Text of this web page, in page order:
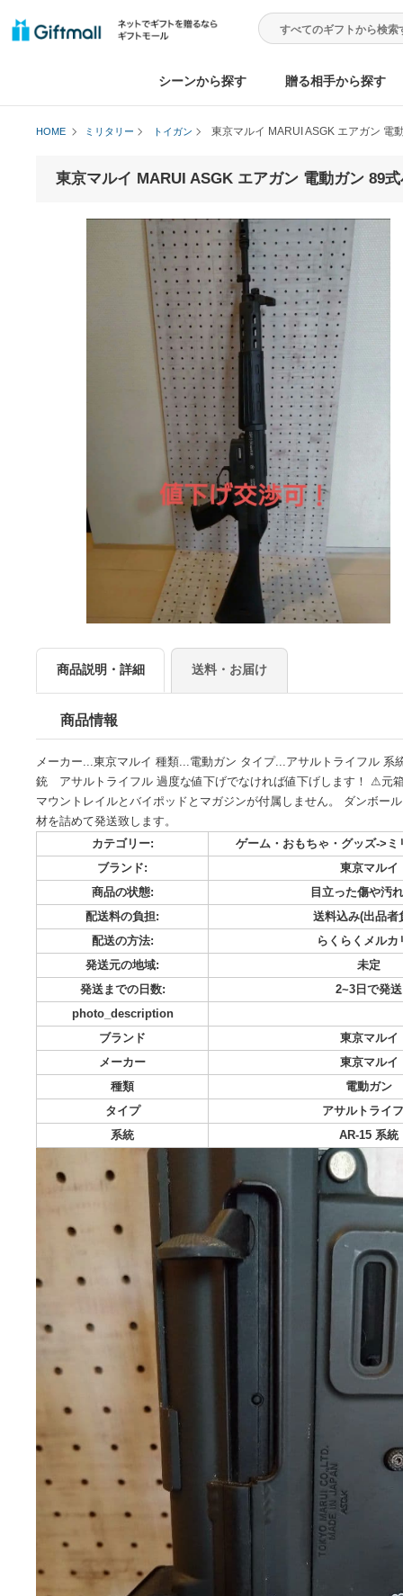
シーンから探す 贈る相手か
商品説明・詳細 送料・お届け
商品情報
メーカー...東京マルイ 種類...電動ガン タイプ...アサルトラ
銃 アサルトライフル 過度な値下げでなければ値下げしま
マウントレイルとバイポッドとマガジンが付属しません。
材を詰めて発送致します。
カテゴリー:
ゲーム・おもちゃ・グ
ブランド:
東
商品の状態:
目立った
配送料の負担:
配送の方法:
らくら
発送元の地域:
発送までの日数:
2~3
photo_description
ブランド
メーカー
電
タイプ
アサル
AR-